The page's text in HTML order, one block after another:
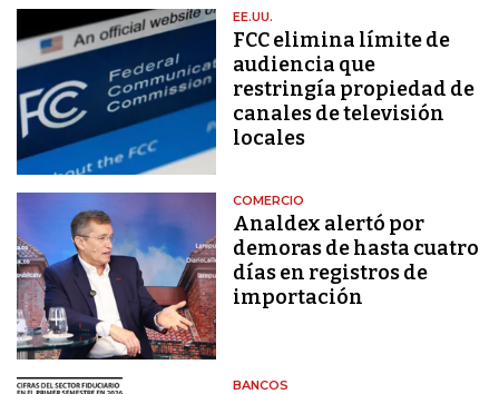
EE.UU.
FCC elimina límite de
audiencia que
restringía propiedad de
canales de televisión
locales
COMERCIO
Analdex alertó por
demoras de hasta cuatro
días en registros de
importación
BANCOS